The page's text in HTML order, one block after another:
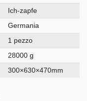
Ich-zapfe
Germania
1 pezzo
28000 g
300×630×470mm